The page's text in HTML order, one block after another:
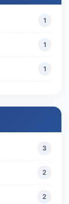
1
1
1
3
2
2